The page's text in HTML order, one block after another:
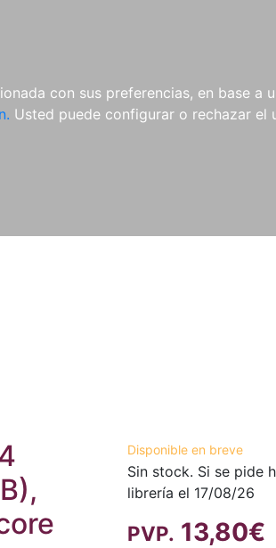
con sus preferencias, en base a
Usted puede configurar o rechazar el
NOVEDADES
Disponible en breve
Sin stock. Si se pide
librería el 17/08/26
PVP. 13,80€